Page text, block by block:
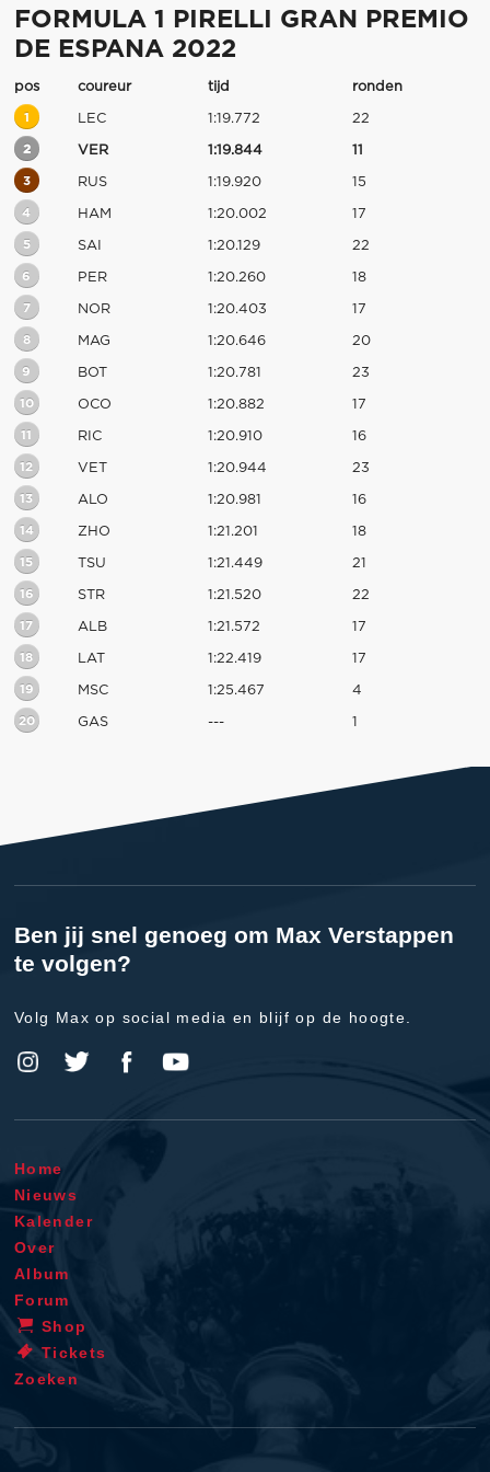
FORMULA 1 PIRELLI GRAN PREMIO
DE ESPANA 2022
pos coureur tijd ronden
1 LEC 1:19.772 22
2 VER 1:19.844 11
3 RUS 1:19.920 15
4 HAM 1:20.002 17
5 SAI 1:20.129 22
6 PER 1:20.260 18
7 NOR 1:20.403 17
8 MAG 1:20.646 20
9 BOT 1:20.781 23
10 OCO 1:20.882 17
11 RIC 1:20.910 16
12 VET 1:20.944 23
13 ALO 1:20.981 16
14 ZHO 1:21.201 18
15 TSU 1:21.449 21
16 STR 1:21.520 22
17 ALB 1:21.572 17
18 LAT 1:22.419 17
19 MSC 1:25.467 4
20 GAS --- 1
Ben jij snel genoeg om Max Verstappen
te volgen?
Volg Max op social media en blijf op de hoogte.
Home
Nieuws
Kalender
Over
Album
Forum
Shop
Tickets
Zoeken